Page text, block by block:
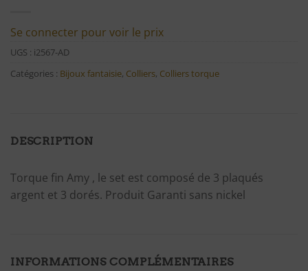
Se connecter pour voir le prix
UGS : i2567-AD
Catégories : Bijoux fantaisie, Colliers, Colliers torque
DESCRIPTION
Torque fin Amy , le set est composé de 3 plaqués
argent et 3 dorés. Produit Garanti sans nickel
INFORMATIONS COMPLÉMENTAIRES